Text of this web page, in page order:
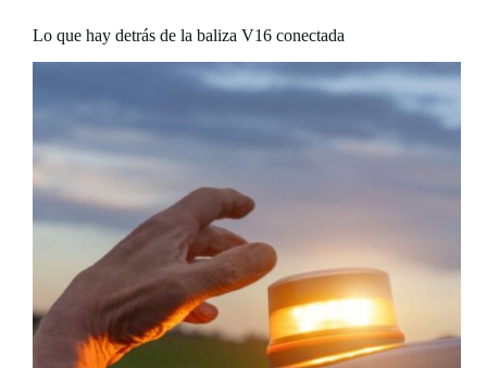
Lo que hay detrás de la baliza V16 conectada